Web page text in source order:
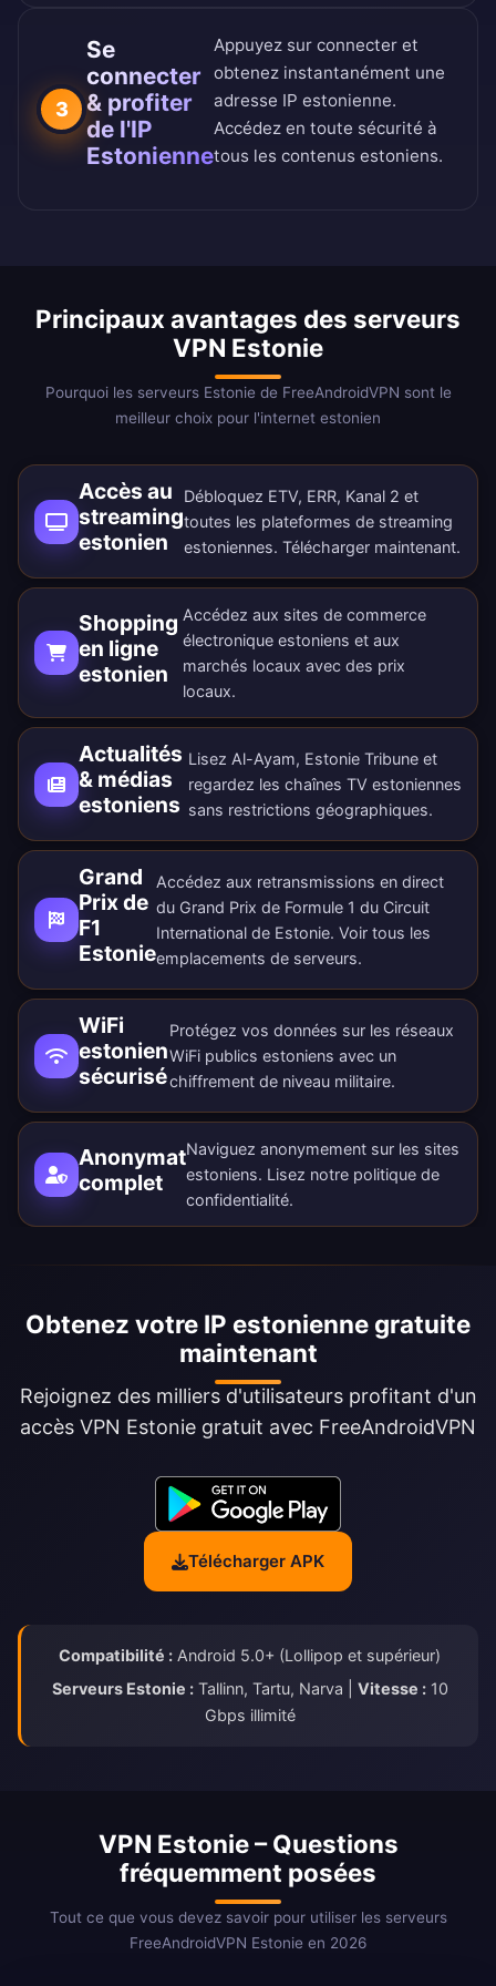
3
Se
connecter
& profiter
de l'IP
Estonienne
Appuyez sur connecter et
obtenez instantanément une
adresse IP estonienne.
Accédez en toute sécurité à
tous les contenus estoniens.
Principaux avantages des serveurs
VPN Estonie
Pourquoi les serveurs Estonie de FreeAndroidVPN sont le
meilleur choix pour l'internet estonien
Accès au
streaming
estonien
Débloquez ETV, ERR, Kanal 2 et
toutes les plateformes de streaming
estoniennes. Télécharger maintenant.
Shopping
en ligne
estonien
Accédez aux sites de commerce
électronique estoniens et aux
marchés locaux avec des prix
locaux.
Actualités
& médias
estoniens
Lisez Al-Ayam, Estonie Tribune et
regardez les chaînes TV estoniennes
sans restrictions géographiques.
Grand
Prix de
F1
Estonie
Accédez aux retransmissions en direct
du Grand Prix de Formule 1 du Circuit
International de Estonie. Voir tous les
emplacements de serveurs.
WiFi
estonien
sécurisé
Protégez vos données sur les réseaux
WiFi publics estoniens avec un
chiffrement de niveau militaire.
Anonymat
complet
Naviguez anonymement sur les sites
estoniens. Lisez notre politique de
confidentialité.
Obtenez votre IP estonienne gratuite
maintenant
Rejoignez des milliers d'utilisateurs profitant d'un
accès VPN Estonie gratuit avec FreeAndroidVPN
Télécharger APK
Compatibilité : Android 5.0+ (Lollipop et supérieur)
Serveurs Estonie :Tallinn, Tartu, Narva | Vitesse :10
Gbps illimité
VPN Estonie – Questions
fréquemment posées
Tout ce que vous devez savoir pour utiliser les serveurs
FreeAndroidVPN Estonie en 2026